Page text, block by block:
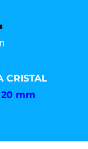
CRISTAL
mm